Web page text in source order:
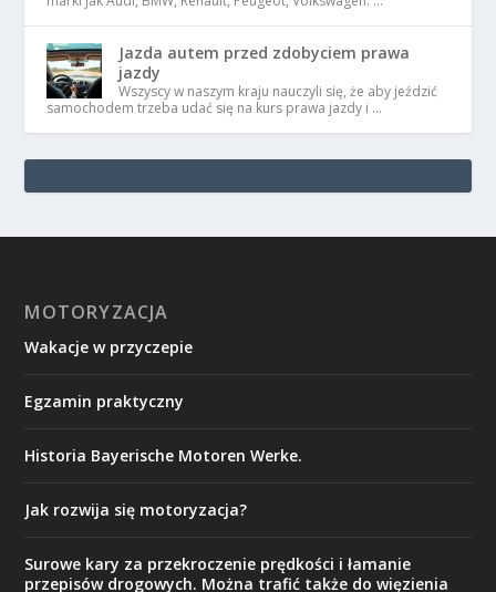
Jazda autem przed zdobyciem prawa
jazdy
Wszyscy w naszym kraju nauczyli się, że aby jeździć
samochodem trzeba udać się na kurs prawa jazdy i …
MOTORYZACJA
Wakacje w przyczepie
Egzamin praktyczny
Historia Bayerische Motoren Werke.
Jak rozwija się motoryzacja?
Surowe kary za przekroczenie prędkości i łamanie
przepisów drogowych. Można trafić także do więzienia